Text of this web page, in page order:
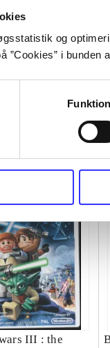
og
”Cookies” i bunden
III : the